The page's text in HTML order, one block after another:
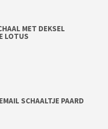
MET DEKSEL
LOTUS
SCHAALTJE PAARD